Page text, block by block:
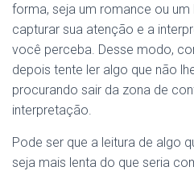
forma, seja um romance ou
capturar sua atenção e a
você perceba. Desse modo,
depois tente ler algo que não
procurando sair da zona de
interpretação.
Pode ser que a leitura de algo
seja mais lenta do que seria